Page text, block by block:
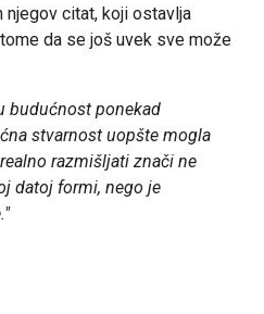
njegov citat, koji ostavlja
da se još uvek sve može
budućnost ponekad
stvarnost uopšte mogla
razmišljati znači ne
datoj formi, nego je